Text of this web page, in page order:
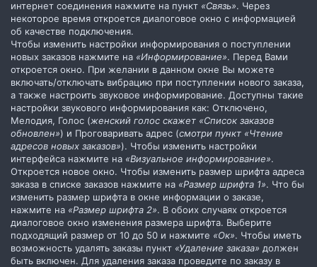
интернет соединения нажмите на пункт «Связь». Через
некоторое время откроется диалоговое окно с информацией
об качестве подключения.
Чтобы изменить настройки информирования о поступлении
новых заказов нажмите на «Информирование». Перед Вами
откроется окно. При желании в данном окне Вы можете
включать/отключать вибрацию при поступлении нового заказа,
а также настроить звуковое информирование. Доступны такие
настройки звукового информирования как: Отключено,
Мелодия, Голос (женский голос скажет «Список заказов
обновлен») и Проговаривать адрес (смотри пункт «Чтение
адресов новых заказов»). Чтобы изменить настройки
интерфейса нажмите на «Визуальное информирование».
Откроется новое окно. Чтобы изменить размер шрифта адреса
заказа в списке заказов нажмите на «Размер шрифта 1». Что бы
изменить размер шрифта в окне информации о заказе,
нажмите на «Размер шрифта 2». В обоих случаях откроется
диалоговое окно изменения размера шрифта. Выберите
подходящий размер от 10 до 50 и нажмите «Ок». Чтобы иметь
возможность удалять заказы пункт «Удаление заказа» должен
быть включен. Для удаления заказа проведите по заказу в